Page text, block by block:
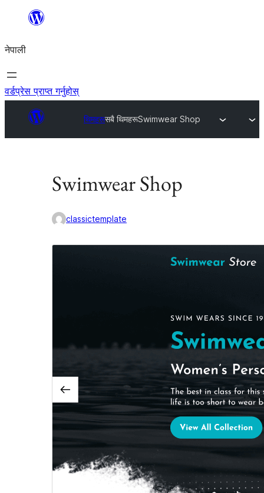
सामग्रीमा
नेपाली
वर्डप्रेस प्राप्त गर्नुहोस्
थिमहरूसबै थिमहरूSwimwear Shop
Swimwear Shop
classictemplate